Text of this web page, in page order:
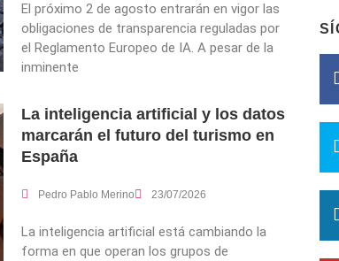
El próximo 2 de agosto entrarán en vigor las
obligaciones de transparencia reguladas por
el Reglamento Europeo de IA. A pesar de la
inminente
La inteligencia artificial y los datos
marcarán el futuro del turismo en
España
Pedro Pablo Merino 23/07/2026
La inteligencia artificial está cambiando la
forma en que operan los grupos de